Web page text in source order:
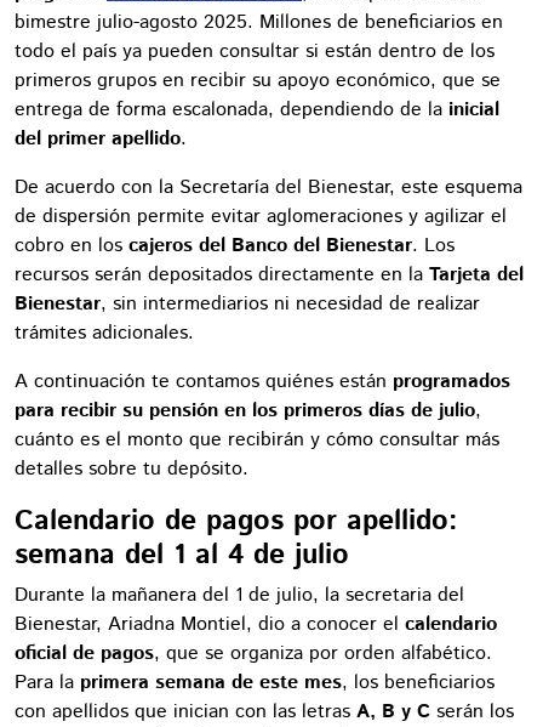
bimestre julio-agosto 2025. Millones de beneficiarios en
todo el país ya pueden consultar si están dentro de los
primeros grupos en recibir su apoyo económico, que se
entrega de forma escalonada, dependiendo de la inicial
del primer apellido.
De acuerdo con la Secretaría del Bienestar, este esquema
de dispersión permite evitar aglomeraciones y agilizar el
cobro en los cajeros del Banco del Bienestar. Los
recursos serán depositados directamente en la Tarjeta del
Bienestar, sin intermediarios ni necesidad de realizar
trámites adicionales.
A continuación te contamos quiénes están programados
para recibir su pensión en los primeros días de julio,
cuánto es el monto que recibirán y cómo consultar más
detalles sobre tu depósito.
Calendario de pagos por apellido:
semana del 1 al 4 de julio
Durante la mañanera del 1 de julio, la secretaria del
Bienestar, Ariadna Montiel, dio a conocer el calendario
oficial de pagos, que se organiza por orden alfabético.
Para la primera semana de este mes, los beneficiarios
con apellidos que inician con las letras A, B y C serán los